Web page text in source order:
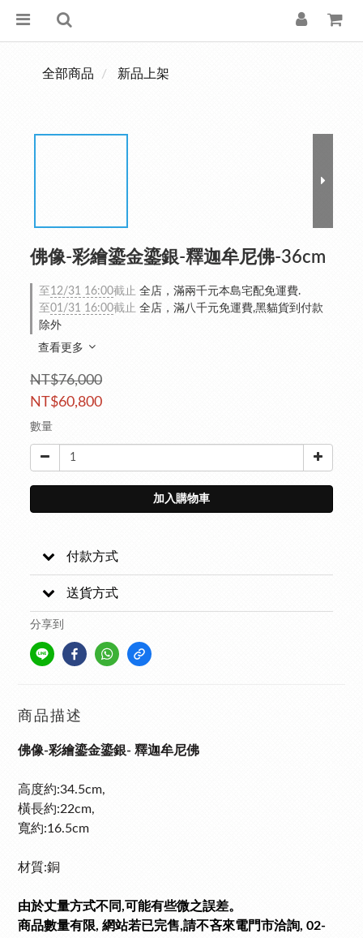
全部商品 新品上架
佛像-彩繪鎏金鎏銀-釋迦牟尼佛-36cm
至 12/31 16:00截止 全店，滿兩千元本島宅配免運費.
至01/31 16:00截止 全店，滿八千元免運費,黑貓貨到付款
除外
查看更多
NT$76,000
NT$60,800
數量
加入購物車
付款方式
送貨方式
分享到
商品描述
佛像-彩繪鎏金鎏銀- 釋迦牟尼佛
高度約:34.5cm,
橫長約:22cm,
寬約:16.5cm
材質:銅
由於丈量方式不同,可能有些微之誤差。
商品數量有限, 網站若已完售,請不吝來電門市洽詢, 02-